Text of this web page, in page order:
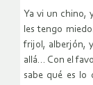
Ya vi un chino,
les tengo
frijol, alberjón,
allá… Con el
sabe qué es lo